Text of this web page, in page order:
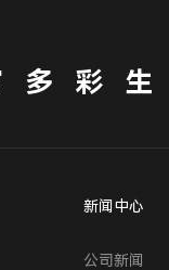
多彩
新闻中心
公司新闻